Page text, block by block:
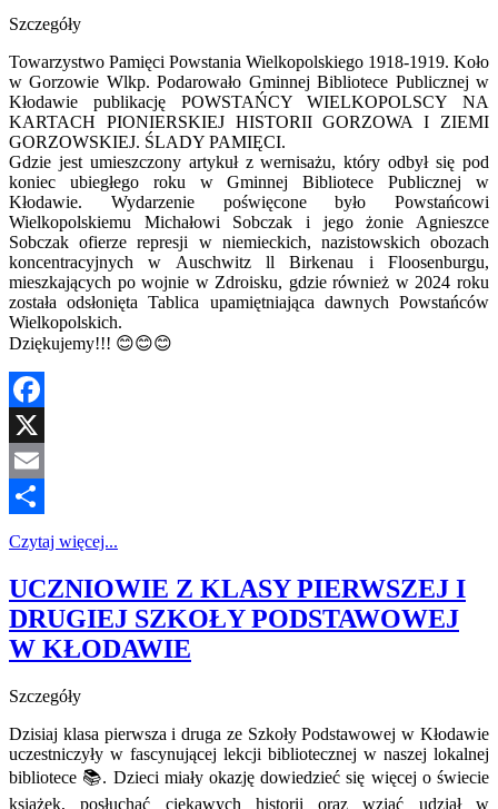
Szczegóły
Towarzystwo Pamięci Powstania Wielkopolskiego 1918-1919. Koło
w Gorzowie Wlkp. Podarowało Gminnej Bibliotece Publicznej w
Kłodawie publikację POWSTAŃCY WIELKOPOLSCY NA
KARTACH PIONIERSKIEJ HISTORII GORZOWA I ZIEMI
GORZOWSKIEJ. ŚLADY PAMIĘCI.
Gdzie jest umieszczony artykuł z wernisażu, który odbył się pod
koniec ubiegłego roku w Gminnej Bibliotece Publicznej w
Kłodawie. Wydarzenie poświęcone było Powstańcowi
Wielkopolskiemu Michałowi Sobczak i jego żonie Agnieszce
Sobczak ofierze represji w niemieckich, nazistowskich obozach
koncentracyjnych w Auschwitz ll Birkenau i Floosenburgu,
mieszkających po wojnie w Zdroisku, gdzie również w 2024 roku
została odsłonięta Tablica upamiętniająca dawnych Powstańców
Wielkopolskich.
Dziękujemy!!! 😊😊😊
Facebook
X
Email
Share
Czytaj więcej...
UCZNIOWIE Z KLASY PIERWSZEJ I
DRUGIEJ SZKOŁY PODSTAWOWEJ
W KŁODAWIE
Szczegóły
Dzisiaj klasa pierwsza i druga ze Szkoły Podstawowej w Kłodawie
uczestniczyły w fascynującej lekcji bibliotecznej w naszej lokalnej
bibliotece 📚. Dzieci miały okazję dowiedzieć się więcej o świecie
książek, posłuchać ciekawych historii oraz wziąć udział w